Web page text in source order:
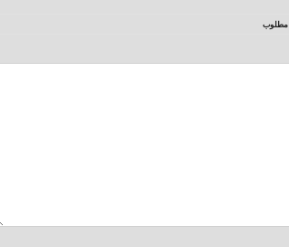
مطلوب